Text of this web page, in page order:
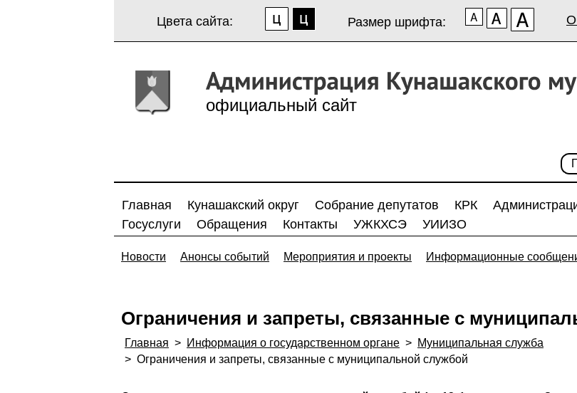
Цвета сайта: Размер шрифта:
официальный сайт
Главная Кунашакский округ Собрание депутатов КРК
Госуслуги
Обращения Контакты УЖКХСЭ УИИЗО
Новости Анонсы событий Мероприятия и проекты Информационные
Ограничения и запреты, связанные с
Главная > Информация о государственном органе > Муниципальная служба
> Ограничения и запреты, связанные с муниципальной службой